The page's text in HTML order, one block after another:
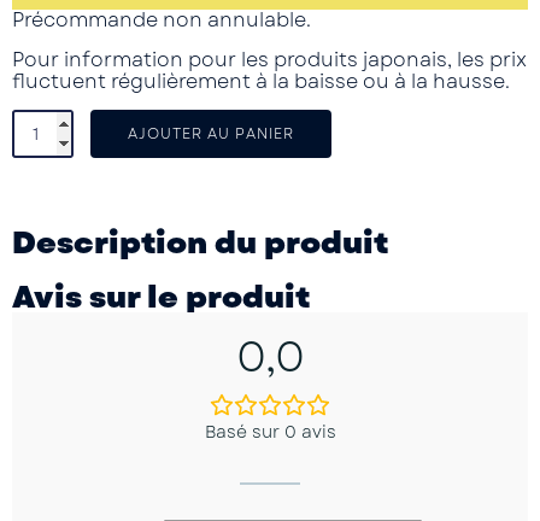
Précommande non annulable.
Pour information pour les produits japonais, les prix
fluctuent régulièrement à la baisse ou à la hausse.
AJOUTER AU PANIER
Description du produit
Avis sur le produit
0,0
Basé sur 0 avis